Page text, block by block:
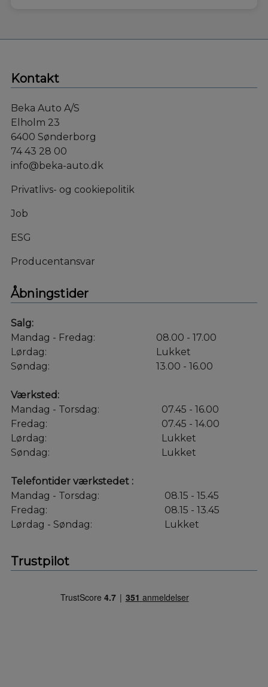
Kontakt
Beka Auto A/S
Elholm 23
6400 Sønderborg
74 43 28 00
info@beka-auto.dk
Privatlivs- og cookiepolitik
Job
ESG
Producentansvar
Åbningstider
Salg:
Mandag - Fredag:
08.00 - 17.00
Lørdag:
Lukket
Søndag:
13.00 - 16.00
Værksted:
Mandag - Torsdag:
07.45 - 16.00
Fredag:
07.45 - 14.00
Lørdag:
Lukket
Søndag:
Lukket
Telefontider værkstedet :
Mandag - Torsdag:
08.15 - 15.45
Fredag:
08.15 - 13.45
Lørdag - Søndag:
Lukket
Trustpilot